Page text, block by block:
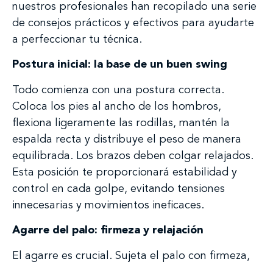
nuestros profesionales han recopilado una serie
de consejos prácticos y efectivos para ayudarte
a perfeccionar tu técnica.
Postura inicial: la base de un buen swing
Todo comienza con una postura correcta.
Coloca los pies al ancho de los hombros,
flexiona ligeramente las rodillas, mantén la
espalda recta y distribuye el peso de manera
equilibrada. Los brazos deben colgar relajados.
Esta posición te proporcionará estabilidad y
control en cada golpe, evitando tensiones
innecesarias y movimientos ineficaces.
Agarre del palo: firmeza y relajación
El agarre es crucial. Sujeta el palo con firmeza,